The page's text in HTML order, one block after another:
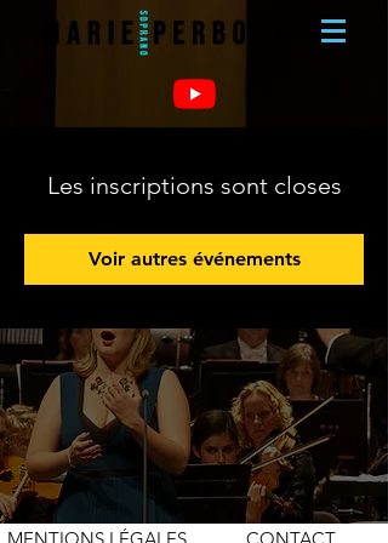
Les inscriptions sont closes
Voir autres événements